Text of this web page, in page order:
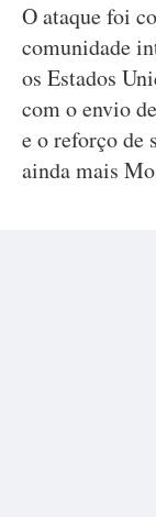
O ataque foi
comunidade
os Estados
com o envio
e o reforço de
ainda mais